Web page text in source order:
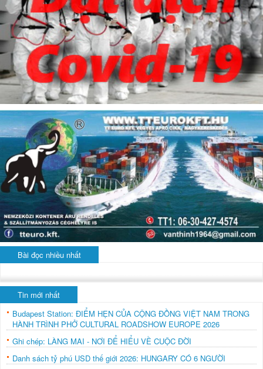
Bài đọc nhiều nhất
Tin mới nhất
Budapest Station: ĐIỂM HẸN CỦA CỘNG ĐỒNG VIỆT NAM TRONG
HÀNH TRÌNH PHỞ CULTURAL ROADSHOW EUROPE 2026
Ghi chép: LÀNG MAI - NƠI ĐỂ HIỂU VỀ CUỘC ĐỜI
Danh sách tỷ phú USD thế giới 2026: HUNGARY CÓ 6 NGƯỜI